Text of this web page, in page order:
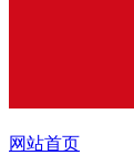
网站首页